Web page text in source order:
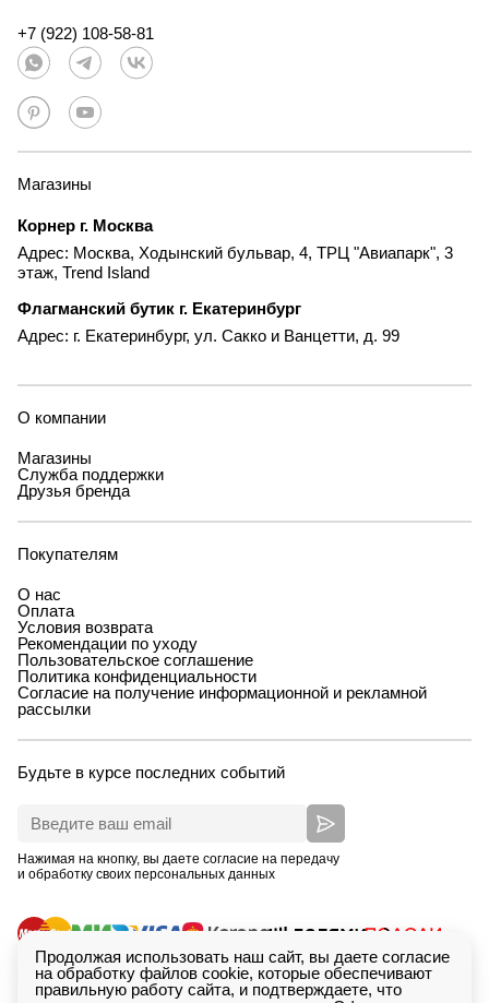
+7 (922) 108-58-81
Магазины
Корнер г. Москва
Адрес: Москва, Ходынский бульвар, 4, ТРЦ "Авиапарк", 3
этаж, Trend Island
Флагманский бутик г. Екатеринбург
Адрес: г. Екатеринбург, ул. Сакко и Ванцетти, д. 99
О компании
Магазины
Служба поддержки
Друзья бренда
Покупателям
О нас
Оплата
Условия возврата
Рекомендации по уходу
Пользовательское соглашение
Политика конфиденциальности
Согласие на получение информационной и рекламной
рассылки
Будьте в курсе последних событий
Нажимая на кнопку, вы даете согласие на передачу
и обработку своих персональных данных
Продолжая использовать наш сайт, вы даете согласие
на обработку файлов cookie, которые обеспечивают
правильную работу сайта, и подтверждаете, что